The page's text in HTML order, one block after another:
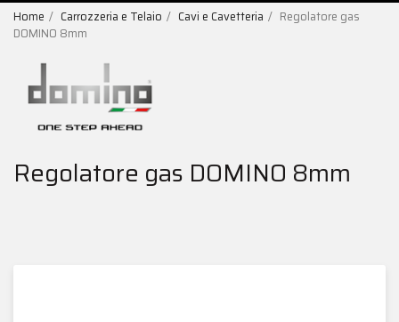
Home Carrozzeria e Telaio Cavi e Cavetteria
Regolatore gas
DOMINO 8mm
Regolatore gas DOMINO 8mm